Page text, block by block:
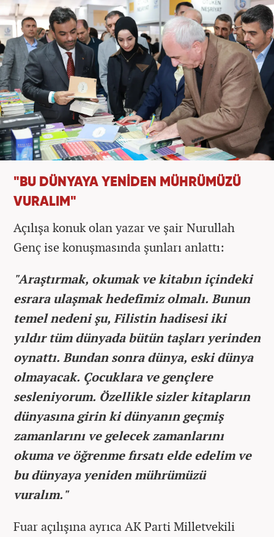
"BU DÜNYAYA YENİDEN MÜHRÜMÜZÜ
VURALIM"
Açılışa konuk olan yazar ve şair Nurullah
Genç ise konuşmasında şunları anlattı:
"Araştırmak, okumak ve kitabın içindeki
esrara ulaşmak hedefimiz olmalı. Bunun
temel nedeni şu, Filistin hadisesi iki
yıldır tüm dünyada bütün taşları yerinden
oynattı. Bundan sonra dünya, eski dünya
olmayacak. Çocuklara ve gençlere
sesleniyorum. Özellikle sizler kitapların
dünyasına girin ki dünyanın geçmiş
zamanlarını ve gelecek zamanlarını
okuma ve öğrenme fırsatı elde edelim ve
bu dünyaya yeniden mührümüzü
vuralım."
Fuar açılışına ayrıca AK Parti Milletvekili